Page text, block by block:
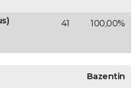
41 100,00%
Bazentin